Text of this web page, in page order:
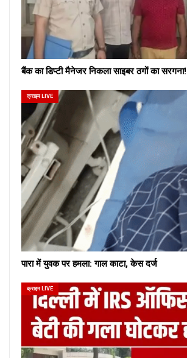
बैंक का डिप्टी मैनेजर निकला साइबर ठगों का सरगना!
क्राइम LIVE
पारा में युवक पर हमला: गाल काटा, केस दर्ज
क्राइम LIVE